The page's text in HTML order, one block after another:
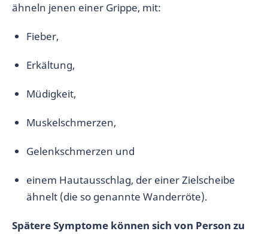
ähneln jenen einer Grippe, mit:
Fieber,
Erkältung,
Müdigkeit,
Muskelschmerzen,
Gelenkschmerzen und
einem Hautausschlag, der einer Zielscheibe
ähnelt (die so genannte Wanderröte).
Spätere Symptome können sich von Person zu